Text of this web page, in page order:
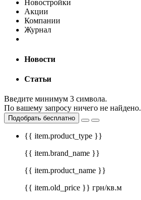
Новостройки
Акции
Компании
Журнал
Новости
Статьи
Введите минимум 3 символа.
По вашему запросу ничего не найдено.
Подобрать бесплатно
{{ item.product_type }}
{{ item.brand_name }}
{{ item.product_name }}
{{ item.old_price }} грн/кв.м